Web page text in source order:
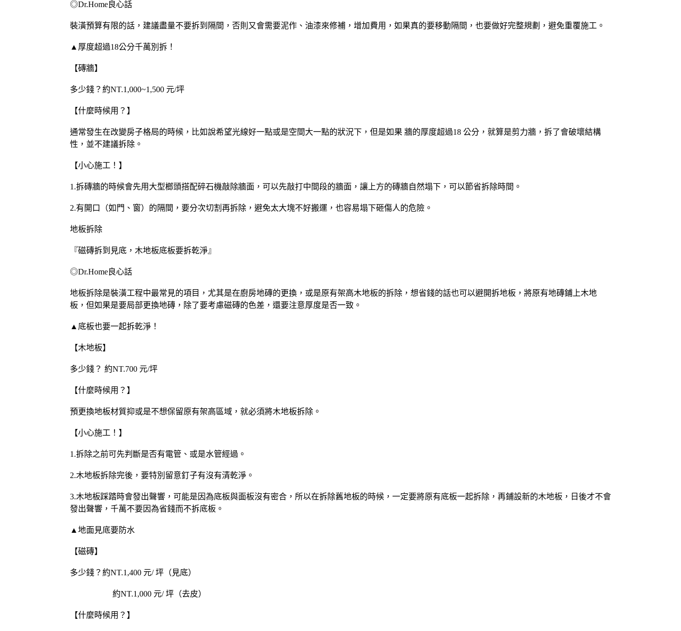
◎Dr.Home良心話
裝潢預算有限的話，建議盡量不要拆到隔間，否則又會需要泥作、油漆來修補，增加費用，如果真的要移動隔間，也要做好完整規劃，避免重覆施工。
▲厚度超過18公分千萬別拆！
【磚牆】
多少錢？約NT.1,000~1,500 元/坪
【什麼時候用？】
通常發生在改變房子格局的時候，比如說希望光線好一點或是空間大一點的狀況下，但是如果 牆的厚度超過18 公分，就算是剪力牆，拆了會破壞結構
性，並不建議拆除。
【小心施工！】
1.拆磚牆的時候會先用大型榔頭搭配碎石機敲除牆面，可以先敲打中間段的牆面，讓上方的磚牆自然塌下，可以節省拆除時間。
2.有開口（如門、窗）的隔間，要分次切割再拆除，避免太大塊不好搬運，也容易塌下砸傷人的危險。
地板拆除
『磁磚拆到見底，木地板底板要拆乾淨』
◎Dr.Home良心話
地板拆除是裝潢工程中最常見的項目，尤其是在廚房地磚的更換，或是原有架高木地板的拆除，想省錢的話也可以避開拆地板，將原有地磚鋪上木地
板，但如果是要局部更換地磚，除了要考慮磁磚的色差，還要注意厚度是否一致。
▲底板也要一起拆乾淨！
【木地板】
多少錢？ 約NT.700 元/坪
【什麼時候用？】
預更換地板材質抑或是不想保留原有架高區域，就必須將木地板拆除。
【小心施工！】
1.拆除之前可先判斷是否有電管、或是水管經過。
2.木地板拆除完後，要特別留意釘子有沒有清乾淨。
3.木地板踩踏時會發出聲響，可能是因為底板與面板沒有密合，所以在拆除舊地板的時候，一定要將原有底板一起拆除，再鋪設新的木地板，日後才不會
發出聲響，千萬不要因為省錢而不拆底板。
▲地面見底要防水
【磁磚】
多少錢？約NT.1,400 元/ 坪（見底）
約NT.1,000 元/ 坪（去皮）
【什麼時候用？】